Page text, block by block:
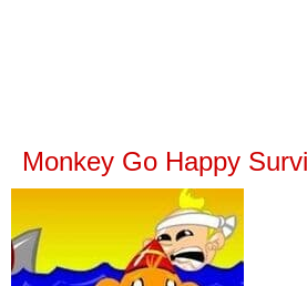
Monkey Go Happy